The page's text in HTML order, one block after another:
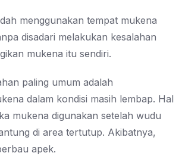
menggunakan tempat mukena
disadari melakukan kesalahan
mukena itu sendiri.
paling umum adalah
dalam kondisi masih lembap. Hal
mukena digunakan setelah wudu
di area tertutup. Akibatnya,
apek.